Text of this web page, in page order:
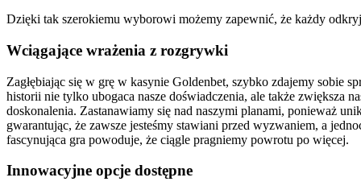
Dzięki tak szerokiemu wyborowi możemy zapewnić, że każdy
Wciągające wrażenia z rozgrywki
Zagłębiając się w grę w kasynie Goldenbet, szybko zdajemy sobie
historii nie tylko ubogaca nasze doświadczenia, ale także zwiększa
doskonalenia. Zastanawiamy się nad naszymi planami, ponieważ
gwarantując, że zawsze jesteśmy stawiani przed wyzwaniem, a
fascynująca gra powoduje, że ciągle pragniemy powrotu po więcej.
Innowacyjne opcje dostępne